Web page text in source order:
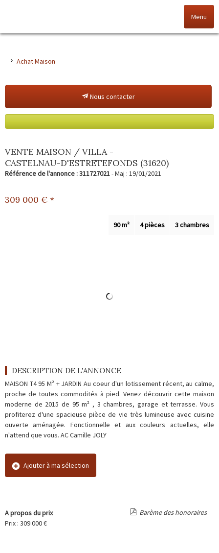
Menu
Vendez votre bien
Alerte immo
Gestion
Achat Maison
Nous contacter
VENTE MAISON / VILLA -
CASTELNAU-D'ESTRETEFONDS (31620)
Référence de l'annonce : 311727021- Maj : 19/01/2021
309 000 € *
3 chambres
4 pièces
90 m²
DESCRIPTION DE L'ANNONCE
MAISON T4 95 M² + JARDIN Au coeur d'un lotissement récent, au calme,
proche de toutes commodités à pied. Venez découvrir cette maison
moderne de 2015 de 95 m² , 3 chambres, garage et terrasse. Vous
profiterez d'une spacieuse pièce de vie très lumineuse avec cuisine
ouverte aménagée. Fonctionnelle et aux couleurs actuelles, elle
n'attend que vous. AC Camille JOLY
Ajouter à ma sélection
A propos du prix
Barème des honoraires
Prix : 309 000 €